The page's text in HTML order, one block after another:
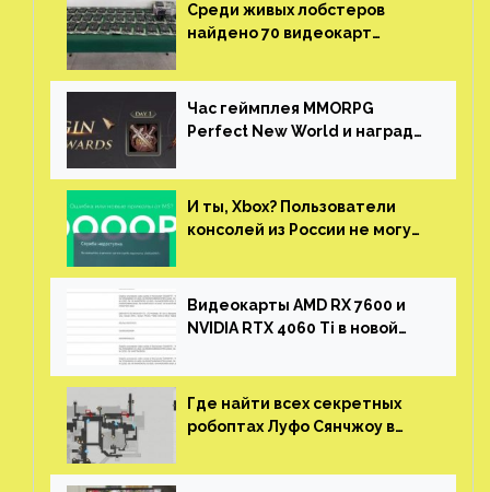
Среди живых лобстеров
найдено 70 видеокарт
китайской таможни
Час геймплея MMORPG
Perfect New World и награды
И ты, Xbox? Пользователи
консолей из России не могут
Видеокарты AMD RX 7600 и
NVIDIA RTX 4060 Ti в новой
Где найти всех секретных
робоптах Луфо Сянчжоу в